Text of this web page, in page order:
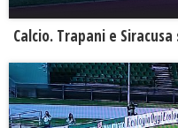
Calcio. Trapani e